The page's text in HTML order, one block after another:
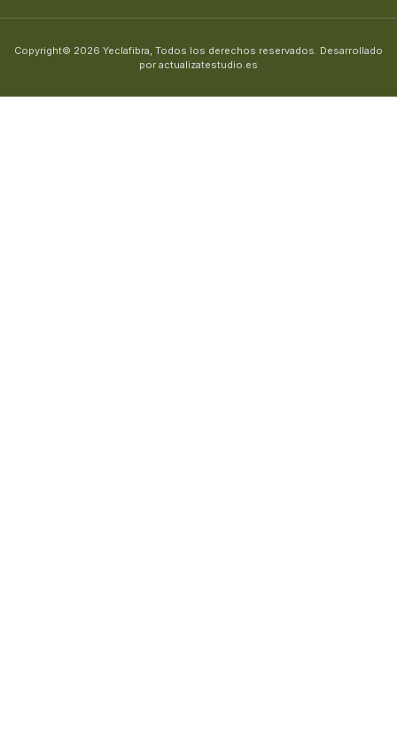
Copyright© 2026 Yeclafibra, Todos los derechos reservados. Desarrollado
por actualizatestudio.es